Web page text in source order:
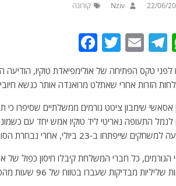
22/06/
Nziv קורונה
W
h
at
s
A
p
p
T
e
g
ra
m
E
ai
l
T
w
itt
er
c
e
b
o
o
k
לפני טקס הפתיחה של אולימפיאדת טוקיו,
הזרות אחרי שאתלט מרואנדה אותר כנשא
אסאשי שימבון ציטט גורמים ממשלתיים שסיפרו
לנמל התעופה נאריטי ליד טוקיו אמש יחד עם
שייפתחו ב-23 ביולי, אחרי נבחרת הסופטבול של אוסטרליה.
הגורמים, כל חברי המשלחת קיבלו חיסון כפול
שליליות מבדיקות שעברו בטווח של 96 שעות מהטיסה.